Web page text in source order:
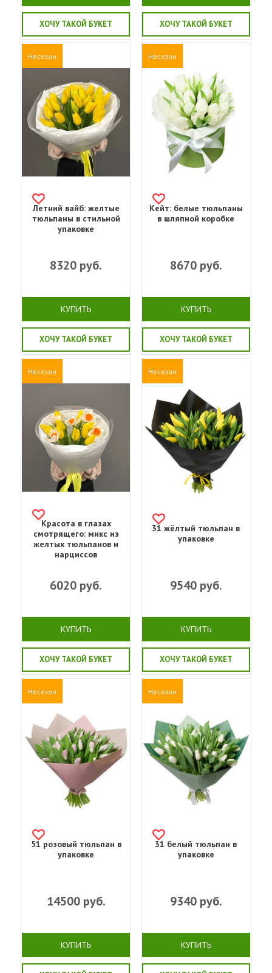
ХОЧУ ТАКОЙ БУКЕТ ХОЧУ ТАКОЙ БУКЕТ
Несезон
Летний вайб: желтые
тюльпаны в стильной
упаковке
8320 руб.
КУПИТЬ
ХОЧУ ТАКОЙ БУКЕТ
Несезон
Кейт: белые тюльпаны
в шляпной коробке
8670руб.
КУПИТЬ
ХОЧУ ТАКОЙ БУКЕТ
Несезон
Красота в глазах
смотрящего: микс из
желтых тюльпанов и
нарциссов
6020 руб.
КУПИТЬ
ХОЧУ ТАКОЙ БУКЕТ
Несезон
31 жёлтый тюльпан в
упаковке
9540руб.
КУПИТЬ
ХОЧУ ТАКОЙ БУКЕТ
Несезон
51 розовый тюльпан в
упаковке
14500руб.
КУПИТЬ
Несезон
31 белый тюльпан в
упаковке
9340руб.
КУПИТЬ